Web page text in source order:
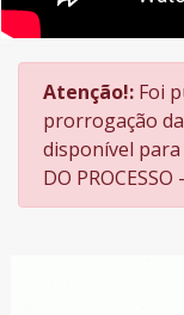
Atenção!: Foi
prorrogação
disponível para
DO